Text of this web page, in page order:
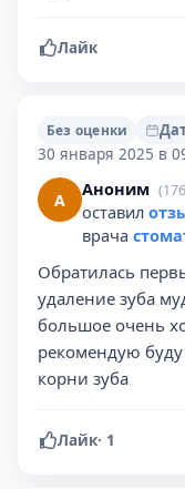
Лайк
Без оценки
30 января 2025 в
А Аноним
оставил
врача
Обратилась
удаление зуба
большое очень
рекомендую
корни зуба
Лайк· 1